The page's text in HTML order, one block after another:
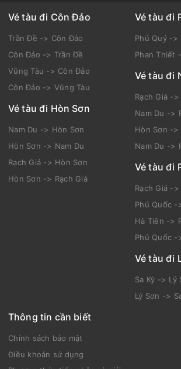
Vé tàu đi Côn Đảo
Trần Đề -> Côn Đảo
Côn Đảo -> Trần Đề
Vũng Tàu -> Côn Đảo
Côn Đảo -> Vũng Tàu
Vé tàu đi Hòn Sơn
Nam Du -> Hòn Sơn
Hòn Sơn -> Nam Du
Rạch Giá -> Hòn Sơn
Hòn Sơn -> Rạch Giá
Vé tàu đi
Phú Quý ->
Phan Thiết
Vé tàu đi
Rạch Giá ->
Nam Du ->
Hòn Sơn ->
Nam Du ->
Vé tàu đi
Rạch Giá -
Phú Quốc -
Hà Tiên ->
Phú Quốc -
Vé tàu đi
Sa Kỳ -> Lý
Lý Sơn ->
Thông tin cần biết
Chính sách bảo mật
Điều khoản sử dụng